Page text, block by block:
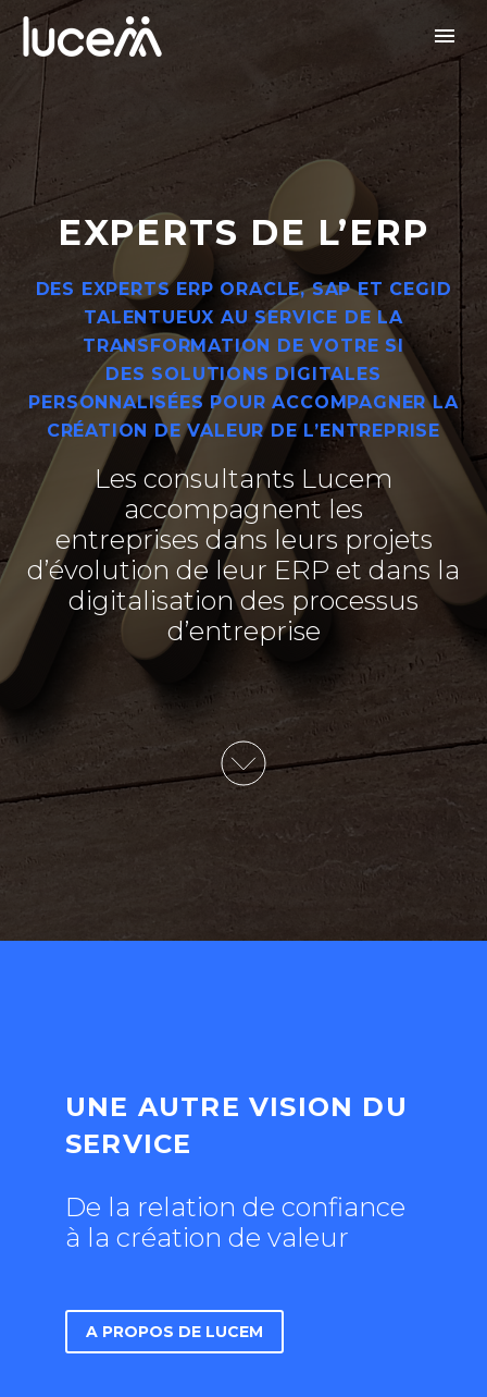
EXPERTS DE L’ERP
DES EXPERTS ERP ORACLE, SAP ET CEGID
TALENTUEUX AU SERVICE DE LA
TRANSFORMATION DE VOTRE SI
DES SOLUTIONS DIGITALES
PERSONNALISÉES POUR ACCOMPAGNER LA
CRÉATION DE VALEUR DE L’ENTREPRISE
Les consultants Lucem
accompagnent les
entreprises dans leurs projets
d’évolution de leur ERP et dans la
digitalisation des processus
d’entreprise
UNE AUTRE VISION DU
SERVICE
De la relation de confiance
à la création de valeur
A PROPOS DE LUCEM